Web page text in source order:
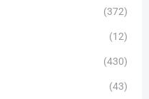
(372)
(12)
(430)
(43)